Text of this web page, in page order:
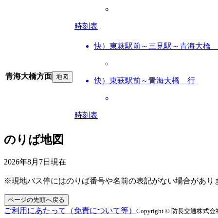
時刻表
青海大橋方面 地図
快）東萩駅前～三見駅～青海大橋
快）東萩駅前～青海大橋 行
時刻表
のりば地図
2026年8月7日 現在
※現地バス停にはのりば番号や名前の表記がない場合があり
ページの先頭へ戻る
ご利用にあたって（免責について等） Copyright © 防長交通株式会